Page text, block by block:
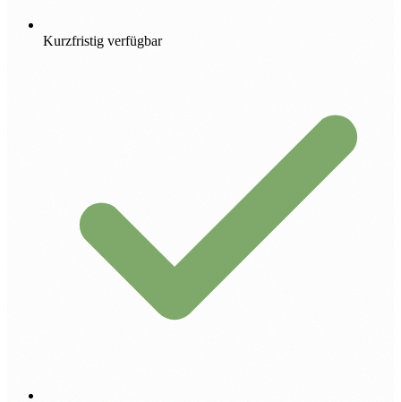
Kurzfristig verfügbar